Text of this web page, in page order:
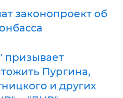
законопроект об
Пургина,
и других